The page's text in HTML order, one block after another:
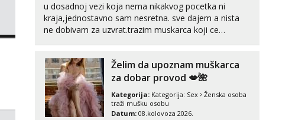
Tel:064/677-677 - Kod: #133
tel:0,93€ - mob:1,12€ min
Obavijesti me kada se oslobodi
Ivančica
Razgovaram :)
Tel: 064/677-677- Kod: #108
tel:0,93€ - mob:1,12€ min
Obavijesti me kada se oslobodi
u dosadnoj vezi koja nema nikakvog pocetka ni
kraja,jednostavno sam nesretna. sve dajem a nista
ne dobivam za uzvrat.trazim muskarca koji ce
poljupce po tijelu koji me jako pale,obozavam kad
muskar...
Želim da upoznam muškarca
za dobar provod 💋🌺
Kategorija: Kategorija: Sex
Ženska osoba
traži mušku osobu
Datum: 08.kolovoza 2026.